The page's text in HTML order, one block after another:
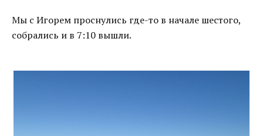
Мы с Игорем проснулись где-то в начале шестого,
собрались и в 7:10 вышли.